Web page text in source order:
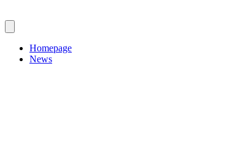
Homepage
News